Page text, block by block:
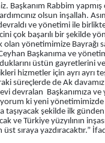
Başkanım Rabbim
olsun inşallah.
ve yönetimi ile
çok başarılı bir şekilde
olan yönetimimize Bayrağı
Başkanıma ve
üstün gayretlerini
hizmetler için ayrı ayrı
süreçlerde de Ak
devralan Başkanımıza ve
ki yeni yönetimimizde
taşıyacak şekilde ilk
ve Türkiye yüzyılının
üst sıraya yazdıracaktır.”